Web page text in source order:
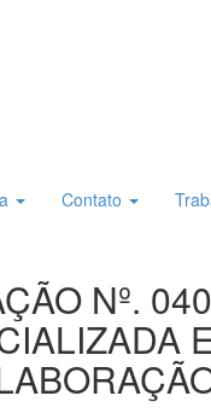
Contato
Nº.